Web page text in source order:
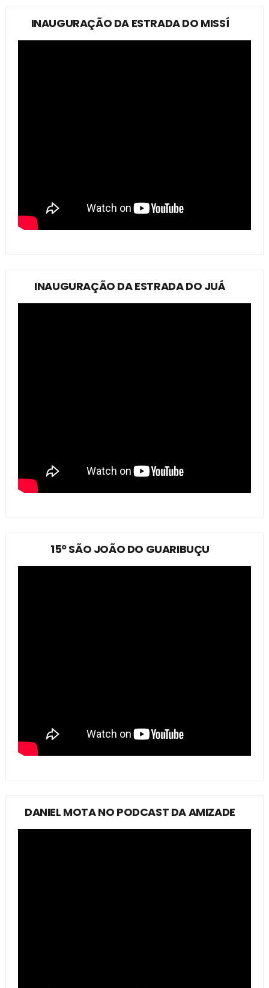
INAUGURAÇÃO DA ESTRADA DO MISSÍ
INAUGURAÇÃO DA ESTRADA DO JUÁ
15º SÃO JOÃO DO GUARIBUÇU
DANIEL MOTA NO PODCAST DA AMIZADE